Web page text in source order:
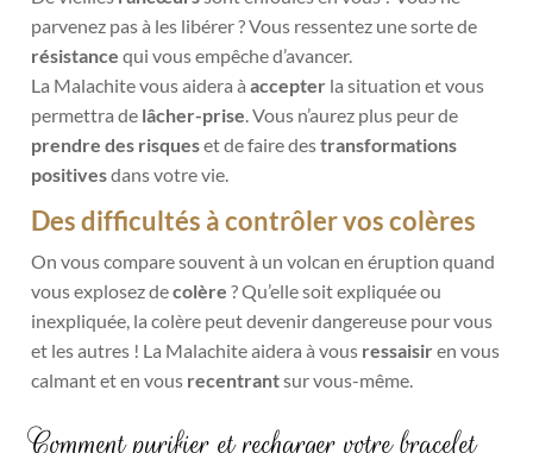
parvenez pas à les libérer ? Vous ressentez une sorte de
résistance qui vous empêche d’avancer.
La Malachite vous aidera àaccepter la situation et vous
permettra de lâcher-prise. Vous n’aurez plus peur de
prendre des risqueset de faire destransformations
positivesdans votre vie.
Des difficultés à contrôler vos colères
On vous compare souvent à un volcan en éruption quand
vous explosez decolère ? Qu’elle soit expliquée ou
inexpliquée, la colère peut devenir dangereuse pour vous
et les autres ! La Malachite aidera à vous ressaisiren vous
calmant et en vous recentrantsur vous-même.
Comment purifier et recharger votre bracelet